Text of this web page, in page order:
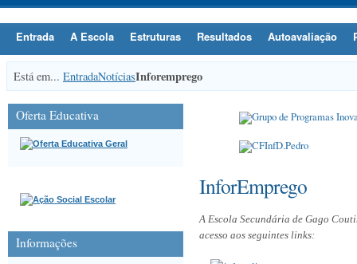
Entrada A Escola Estruturas Resultados Autoavaliação
Está em... EntradaNotíciasInforemprego
InforEmprego
A Escola Secundária de Gago
acesso aos seguintes links:
Oferta Educativa
Informações